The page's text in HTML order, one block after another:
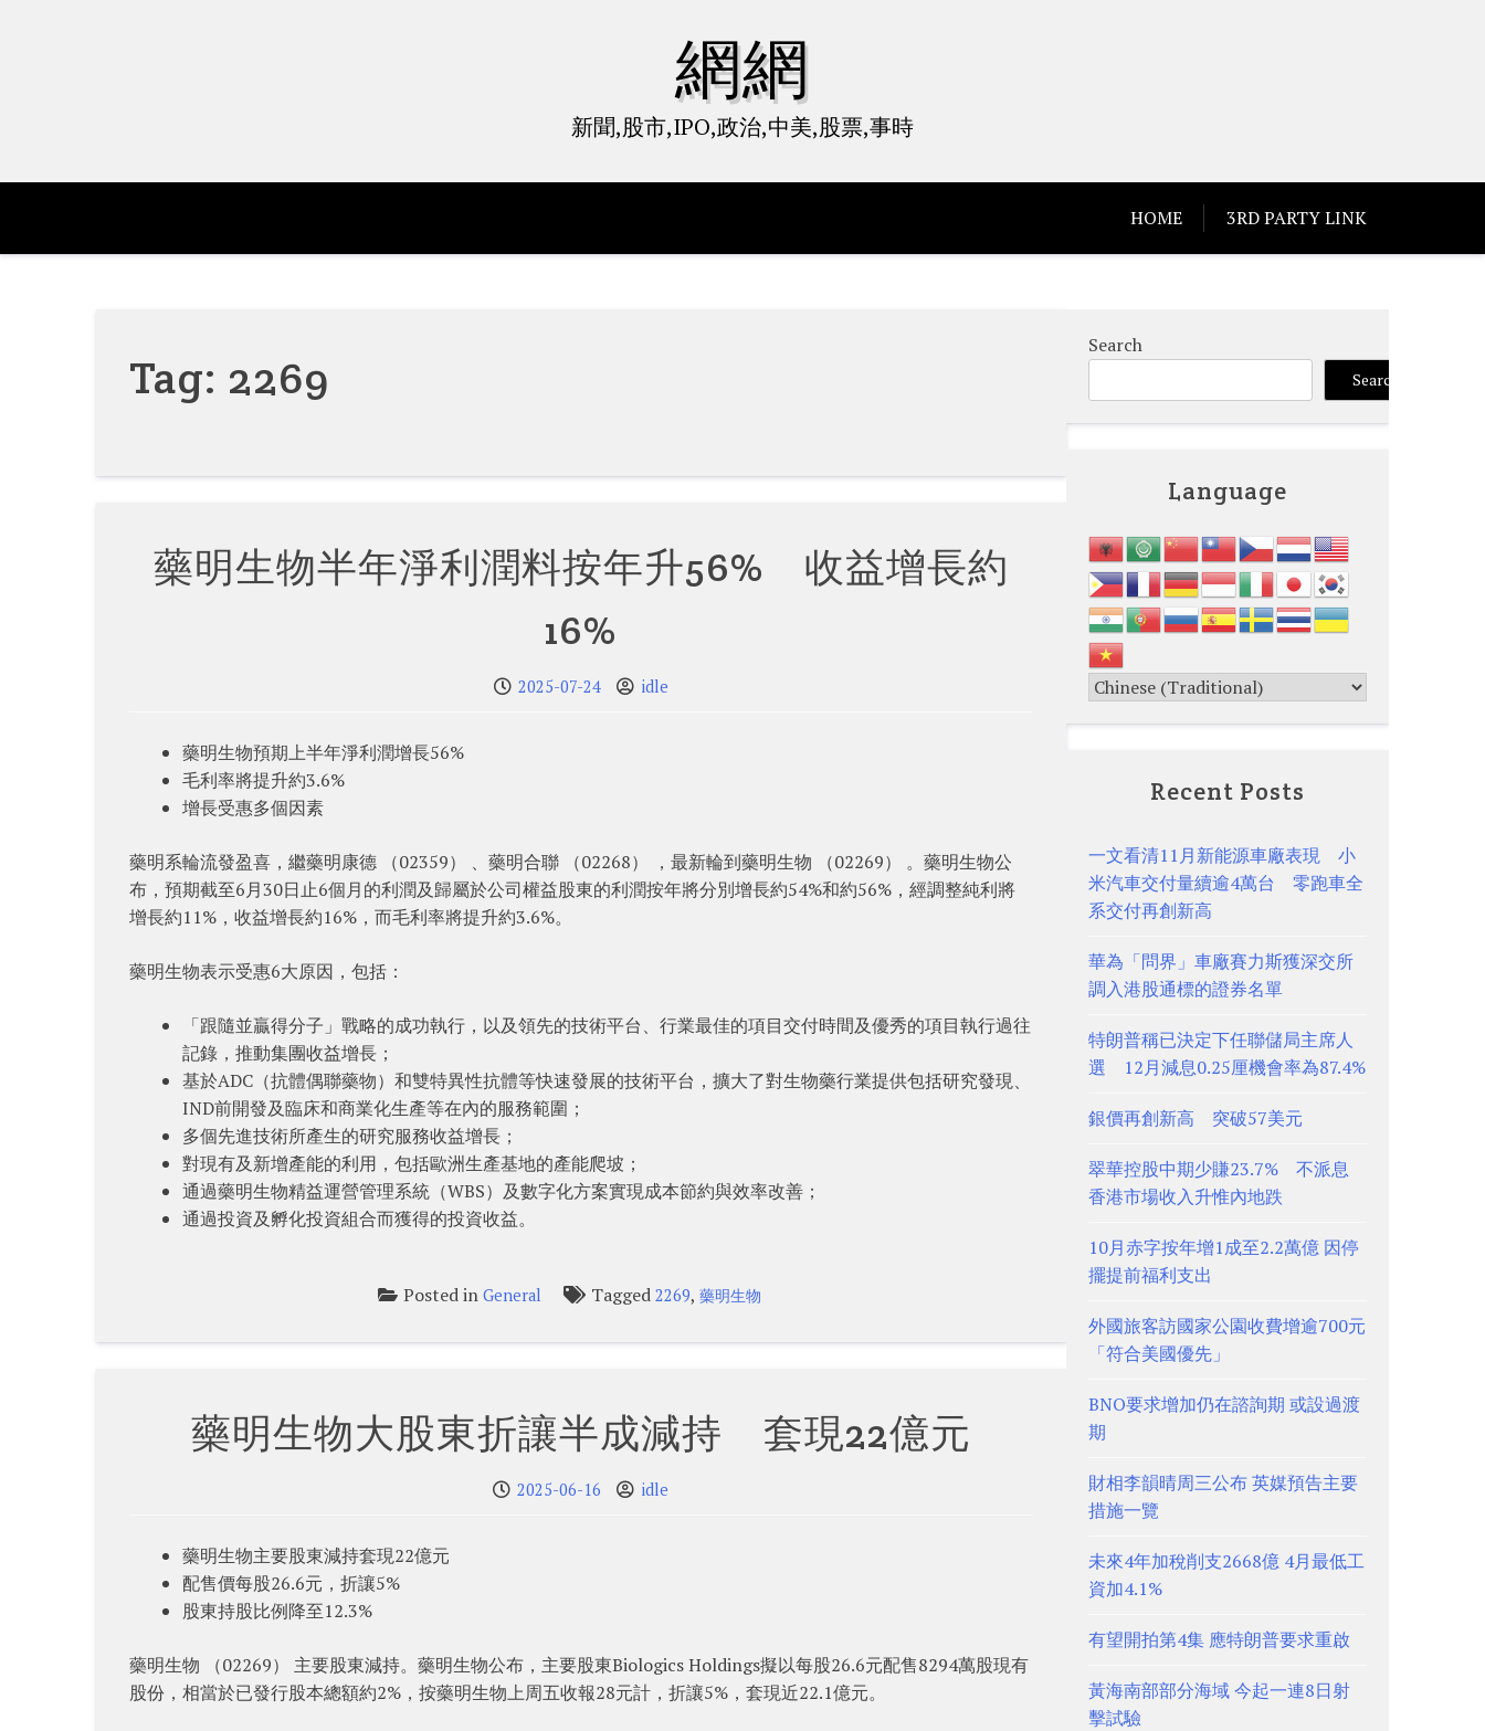
網網
新聞,股市,IPO,政治,中美,股票,事時
HOME 3RD PARTY LINK
Tag: 2269
藥明生物半年淨利潤料按年升56% 收益增長約
16%
2025-07-24 idle
藥明生物預期上半年淨利潤增長56%
毛利率將提升約3.6%
增長受惠多個因素
藥明系輪流發盈喜，繼藥明康德 （02359） 、藥明合聯 （02268） ，最新輪到藥明生物 （02269） 。藥明生物公
布，預期截至6月30日止6個月的利潤及歸屬於公司權益股東的利潤按年將分別增長約54%和約56%，經調整純利將
增長約11%，收益增長約16%，而毛利率將提升約3.6%。
藥明生物表示受惠6大原因，包括：
「跟隨並贏得分子」戰略的成功執行，以及領先的技術平台、行業最佳的項目交付時間及優秀的項目執行過往
記錄，推動集團收益增長；
基於ADC（抗體偶聯藥物）和雙特異性抗體等快速發展的技術平台，擴大了對生物藥行業提供包括研究發現、
IND前開發及臨床和商業化生產等在內的服務範圍；
多個先進技術所產生的研究服務收益增長；
對現有及新增產能的利用，包括歐洲生產基地的產能爬坡；
通過藥明生物精益運營管理系統（WBS）及數字化方案實現成本節約與效率改善；
通過投資及孵化投資組合而獲得的投資收益。
Posted inGeneral Tagged2269,藥明生物
藥明生物大股東折讓半成減持 套現22億元
2025-06-16 idle
藥明生物主要股東減持套現22億元
配售價每股26.6元，折讓5%
股東持股比例降至12.3%
藥明生物 （02269） 主要股東減持。藥明生物公布，主要股東Biologics Holdings擬以每股26.6元配售8294萬股現有
股份，相當於已發行股本總額約2%，按藥明生物上周五收報28元計，折讓5%，套現近22.1億元。
Search
Search
Language
Recent Posts
一文看清11月新能源車廠表現 小
米汽車交付量續逾4萬台 零跑車全
系交付再創新高
華為「問界」車廠賽力斯獲深交所
調入港股通標的證券名單
特朗普稱已決定下任聯儲局主席人
選 12月減息0.25厘機會率為87.4%
銀價再創新高 突破57美元
翠華控股中期少賺23.7% 不派息
香港市場收入升惟內地跌
10月赤字按年增1成至2.2萬億 因停
擺提前福利支出
外國旅客訪國家公園收費增逾700元
「符合美國優先」
BNO要求增加仍在諮詢期 或設過渡
期
財相李韻晴周三公布 英媒預告主要
措施一覽
未來4年加稅削支2668億 4月最低工
資加4.1%
有望開拍第4集 應特朗普要求重啟
黃海南部部分海域 今起一連8日射
擊試驗